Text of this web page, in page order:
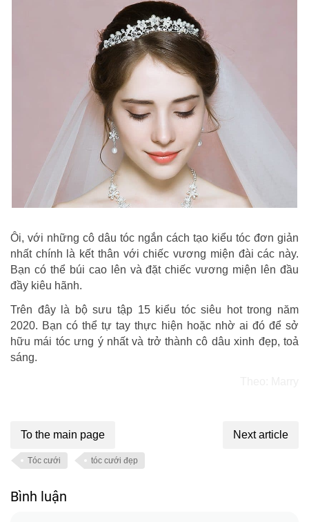
Ôi, với những cô dâu tóc ngắn cách tạo kiểu tóc đơn giản
nhất chính là kết thân với chiếc vương miện đài các này.
Bạn có thể búi cao lên và đặt chiếc vương miện lên đầu
đầy kiêu hãnh.
Trên đây là bộ sưu tập 15 kiểu tóc siêu hot trong năm
2020. Bạn có thể tự tay thực hiện hoặc nhờ ai đó để sở
hữu mái tóc ưng ý nhất và trở thành cô dâu xinh đẹp, toả
sáng.
To the main page Next article
Tóc cưới tóc cưới đẹp
Bình luận